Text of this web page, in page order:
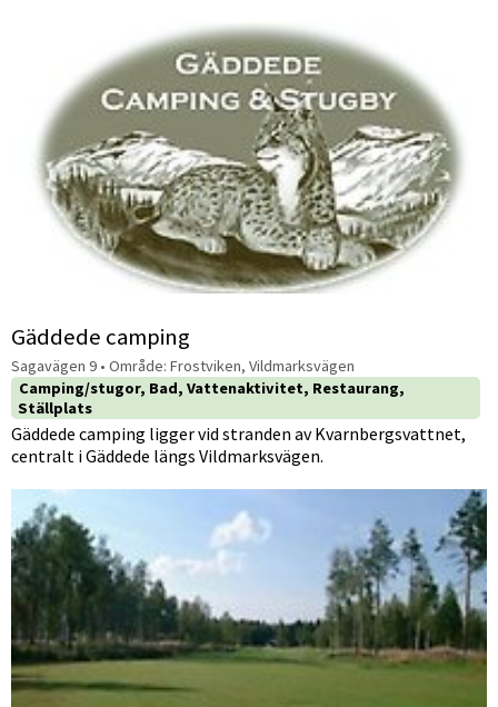
Gäddede camping
Sagavägen 9 • Område: Frostviken, Vildmarksvägen
Camping/stugor, Bad, Vattenaktivitet, Restaurang,
Ställplats
Gäddede camping ligger vid stranden av Kvarnbergsvattnet,
centralt i Gäddede längs Vildmarksvägen.